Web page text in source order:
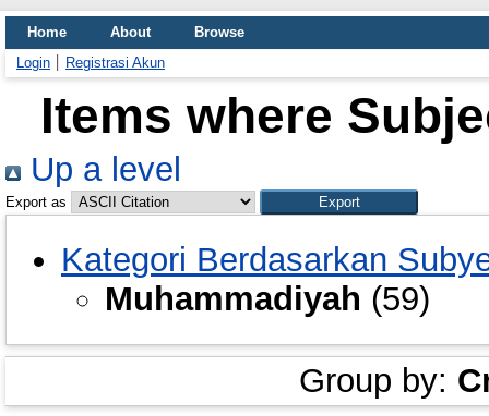
Home About
Browse
Login
Registrasi Akun
Items where
Up a level
Export as
Kategori Berdasarkan
Muhammadiyah (59)
Group by: